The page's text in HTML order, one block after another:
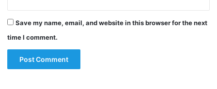
Save my name, email, and website in this browser for the next
time I comment.